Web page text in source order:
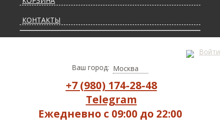
КОНТАКТЫ
ДОСТАВКА И ОПЛАТА
Войти
Ваш город: Москва
+7 (980) 174-28-48
Telegram
Ежедневно с 09:00 до 22:00